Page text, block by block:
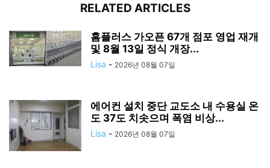
RELATED ARTICLES
홈플러스 가오픈 67개 점포 영업 재개
및 8월 13일 정식 개장...
Lisa - 2026년 08월 07일
에어컨 설치 중단 교도소 내 수용실 온
도 37도 치솟으며 폭염 비상...
Lisa - 2026년 08월 07일